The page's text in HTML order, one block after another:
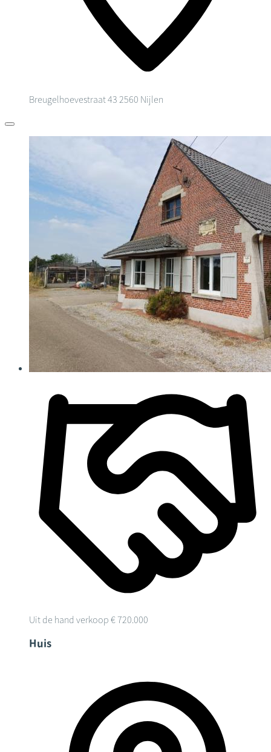
Breugelhoevestraat 43 2560 Nijlen
Uit de hand verkoop € 720.000
Huis